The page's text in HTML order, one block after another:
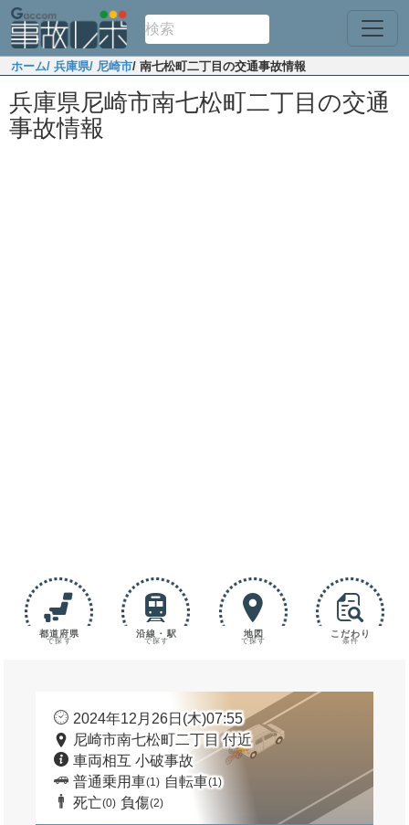
ホーム/ 兵庫県/ 尼崎市/ 南七松町二丁目の交通事故情報
兵庫県尼崎市南七松町二丁目の交通
事故情報
都道府県
で探す
沿線・駅
で探す
地図
で探す
こだわり
条件
2024年12月26日(木)07:55
尼崎市南七松町二丁目 付近
車両相互 小破事故
普通乗用車(1) 自転車(1)
死亡(0) 負傷(2)